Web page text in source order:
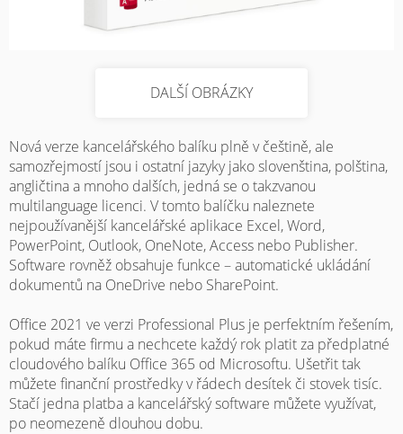
DALŠÍ OBRÁZKY
Nová verze kancelářského balíku plně v češtině, ale
samozřejmostí jsou i ostatní jazyky jako slovenština, polština,
angličtina a mnoho dalších, jedná se o takzvanou
multilanguage licenci. V tomto balíčku naleznete
nejpoužívanější kancelářské aplikace Excel, Word,
PowerPoint, Outlook, OneNote, Access nebo Publisher.
Software rovněž obsahuje funkce – automatické ukládání
dokumentů na OneDrive nebo SharePoint.
Office 2021 ve verzi Professional Plus je perfektním řešením,
pokud máte firmu a nechcete každý rok platit za předplatné
cloudového balíku Office 365 od Microsoftu. Ušetřit tak
můžete finanční prostředky v řádech desítek či stovek tisíc.
Stačí jedna platba a kancelářský software můžete využívat,
po neomezeně dlouhou dobu.